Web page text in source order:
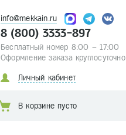
info@mekkain.ru
8 (800) 3333-897
Бесплатный номер 8:00 – 17:00
Оформление заказа круглосуточно
Личный кабинет
В корзине пусто